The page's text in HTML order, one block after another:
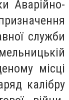
Аварійно-
служби
місці
калібру